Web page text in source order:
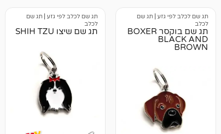
|תג שם
תג שם בוקסר BOXER
תג שם לכלב לפי גזע |תג שם
תג שם שיצו SHIH TZU